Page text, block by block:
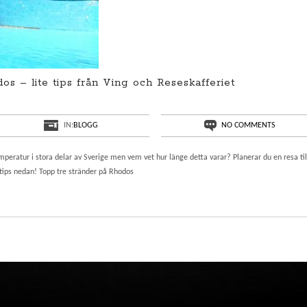
– lite tips från Ving och Reseskafferiet
IN:BLOGG NO COMMENTS
i stora delar av Sverige men vem vet hur länge detta varar? Planerar du en resa
nedan! Topp tre stränder på Rhodos